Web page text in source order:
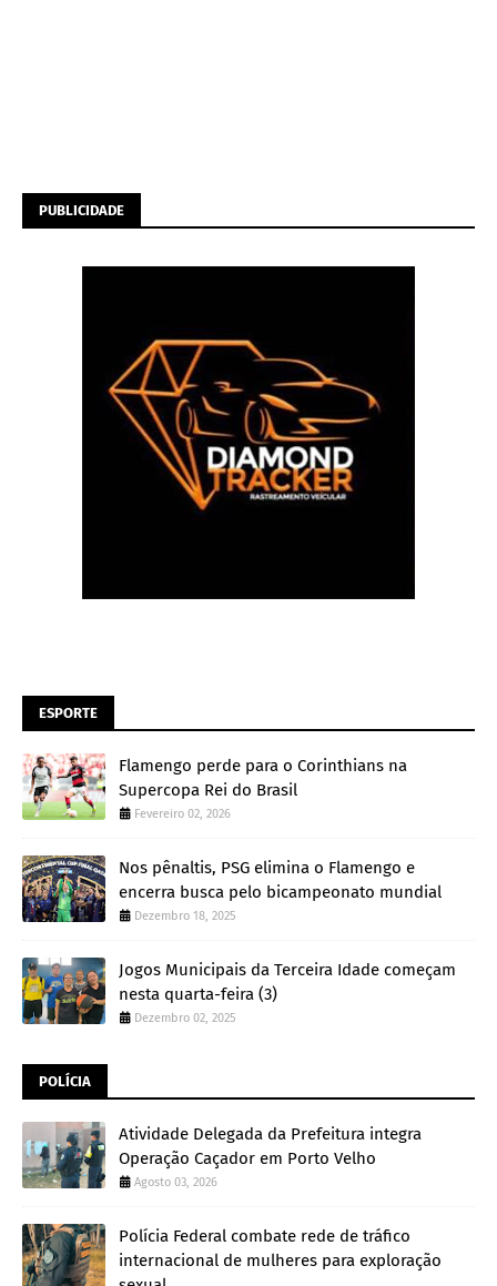
PUBLICIDADE
ESPORTE
Flamengo perde para o Corinthians na
Supercopa Rei do Brasil
Fevereiro 02, 2026
Nos pênaltis, PSG elimina o Flamengo e
encerra busca pelo bicampeonato mundial
Dezembro 18, 2025
Jogos Municipais da Terceira Idade começam
nesta quarta-feira (3)
Dezembro 02, 2025
POLÍCIA
Atividade Delegada da Prefeitura integra
Operação Caçador em Porto Velho
Agosto 03, 2026
Polícia Federal combate rede de tráfico
internacional de mulheres para exploração